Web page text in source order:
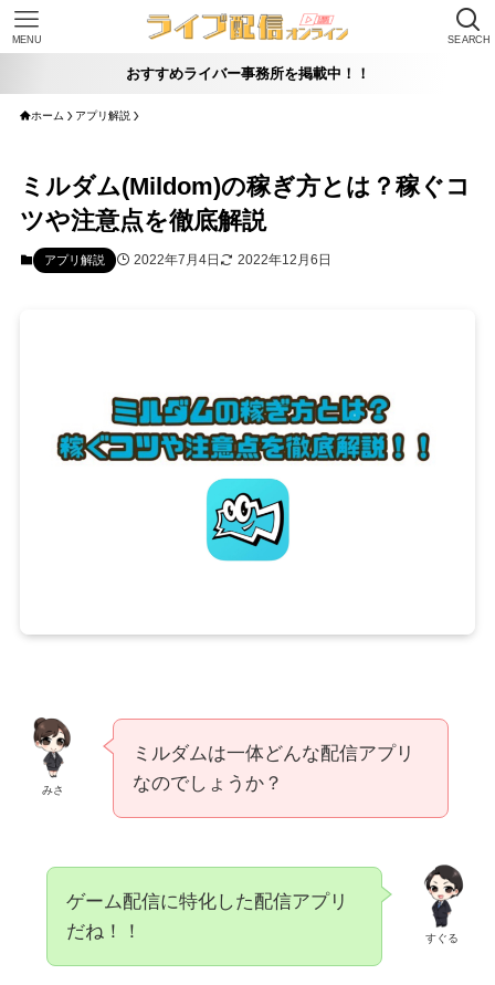
SEARCH
MENU
おすすめライバー事務所を掲載中！！
ホーム アプリ解説
ミルダム(Mildom)の稼ぎ方とは？稼ぐコ
ツや注意点を徹底解説
アプリ解説 2022年7月4日 2022年12月6日
みさ
ミルダムは一体どんな配信アプリ
なのでしょうか？
すぐる
ゲーム配信に特化した配信アプリ
だね！！